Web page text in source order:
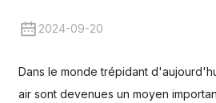
2024-09-20
Dans le monde trépidant
air sont devenues un moyen